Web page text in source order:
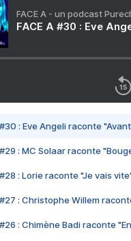
FACE A - un podcast
FACE A #30 : Eve
#30 : Eve Angeli raconte
#29 : MC Solaar raconte
#28 : Lorie raconte "Je vais
#27 : Christophe Willem
#26 : Chimène Badi raconte